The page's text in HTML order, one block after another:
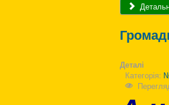
Деталі
Категорія: